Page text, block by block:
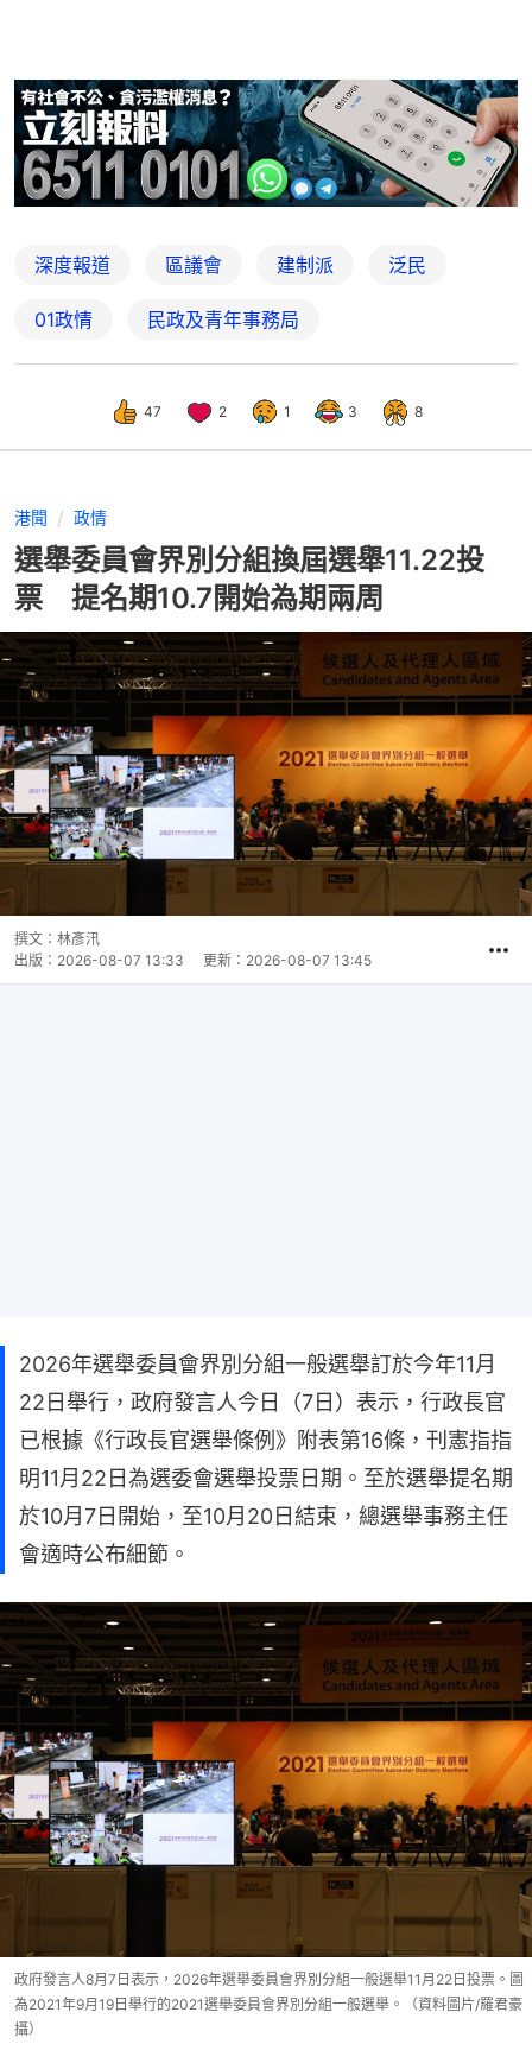
深度報道 區議會 建制派 泛民
01政情 民政及青年事務局
47 2 1 3 8
港聞 政情
選舉委員會界別分組換屆選舉11.22投
票 提名期10.7開始為期兩周
撰文： 林彥汛
出版： 2026-08-07 13:33 更新： 2026-08-07 13:45
2026年選舉委員會界別分組一般選舉訂於今年11月
22日舉行，​政府發言人今日（7日）表示，行政長官
已根據《行政長官選舉條例》附表第16條，刊憲指指
明11月22日為選委會選舉投票日期。至於選舉提名期
於10月7日開始，至10月20日結束，總選舉事務主任
會適時公布細節。
政府發言人8月7日表示，2026年選舉委員會界別分組一般選舉11月22日投票。圖
為2021年9月19日舉行的2021選舉委員會界別分組一般選舉。（資料圖片/羅君豪
攝）